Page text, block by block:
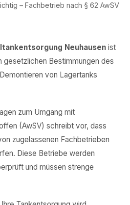
– Fachbetrieb nach § 62 AwSV
Neuhausen ist
gesetzlichen Bestimmungen des
von Lagertanks
zum Umgang mit
(AwSV) schreibt vor, dass
zugelassenen Fachbetrieben
Diese Betriebe werden
und müssen strenge